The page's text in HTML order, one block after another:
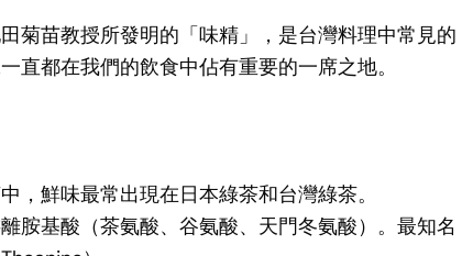
菊苗教授所發明的「味精」，是台灣料理中常見的
直都在我們的飲食中佔有重要的一席之地。
，鮮味最常出現在日本綠茶和台灣綠茶。
胺基酸（茶氨酸、谷氨酸、天門冬氨酸）。最知名